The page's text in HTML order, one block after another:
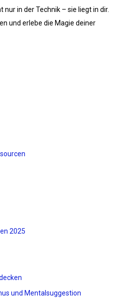
nur in der Technik – sie liegt in dir.
und erlebe die Magie deiner
2025
und Mentalsuggestion